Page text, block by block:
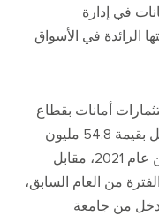
في إدارة
الرائدة في الأسواق
أمانات بقطاع
بقيمة 54.8 مليون
عام 2021، مقابل
من العام السابق،
من جامعة